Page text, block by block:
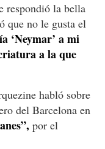
respondió la bella
que no le gusta el
‘Neymar’ a mi
a la que
habló sobre
del Barcelona en
por el